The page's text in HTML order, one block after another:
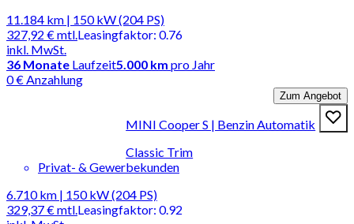
11.184 km | 150 kW (204 PS)
327,92 €mtl.
inkl. MwSt.
Leasingfaktor: 0.76
36 Monate Laufzeit5.000 km pro Jahr
0 € Anzahlung
Zum Angebot
MINI Cooper S | Benzin Automatik
Classic Trim
Privat- & Gewerbekunden
6.710 km | 150 kW (204 PS)
329,37 €mtl. Leasingfaktor: 0.92